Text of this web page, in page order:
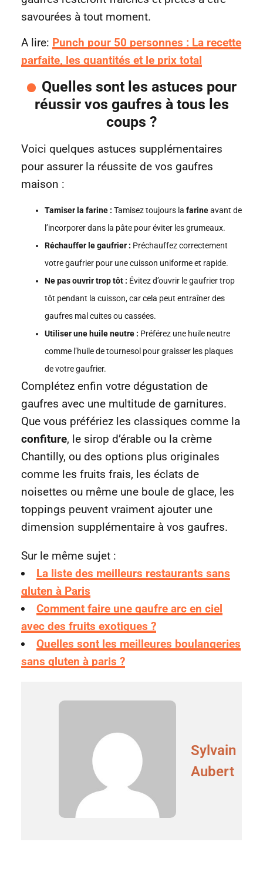
savourées à tout moment.
A lire: Punch pour 50 personnes : La recette
parfaite, les quantités et le prix total
Quelles sont les astuces pour
réussir vos gaufres à tous les
coups ?
Voici quelques astuces supplémentaires
pour assurer la réussite de vos gaufres
maison :
Tamiser la farine : Tamisez toujours la farineavant de
l’incorporer dans la pâte pour éviter les grumeaux.
Réchauffer le gaufrier : Préchauffez correctement
votre gaufrier pour une cuisson uniforme et rapide.
Ne pas ouvrir trop tôt : Évitez d’ouvrir le gaufrier trop
tôt pendant la cuisson, car cela peut entraîner des
gaufres mal cuites ou cassées.
Utiliser une huile neutre : Préférez une huile neutre
comme l’huile de tournesol pour graisser les plaques
de votre gaufrier.
Complétez enfin votre dégustation de
gaufres avec une multitude de garnitures.
Que vous préfériez les classiques comme la
confiture, le sirop d’érable ou la crème
Chantilly, ou des options plus originales
comme les fruits frais, les éclats de
noisettes ou même une boule de glace, les
toppings peuvent vraiment ajouter une
dimension supplémentaire à vos gaufres.
Sur le même sujet :
La liste des meilleurs restaurants sans
gluten à Paris
Comment faire une gaufre arc en ciel
avec des fruits exotiques ?
Quelles sont les meilleures boulangeries
sans gluten à paris ?
Sylvain
Aubert